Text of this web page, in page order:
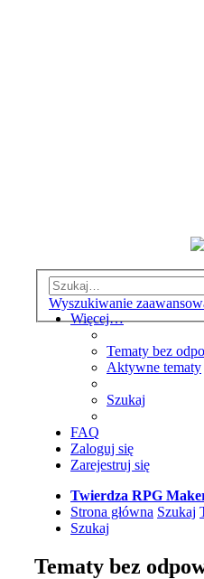
Wyszukiwanie
Więcej…
Tematy bez
Aktywne tematy
Szukaj
FAQ
Zaloguj się
Zarejestruj się
Twierdza RPG
Strona główna Szukaj
Szukaj
Tematy bez